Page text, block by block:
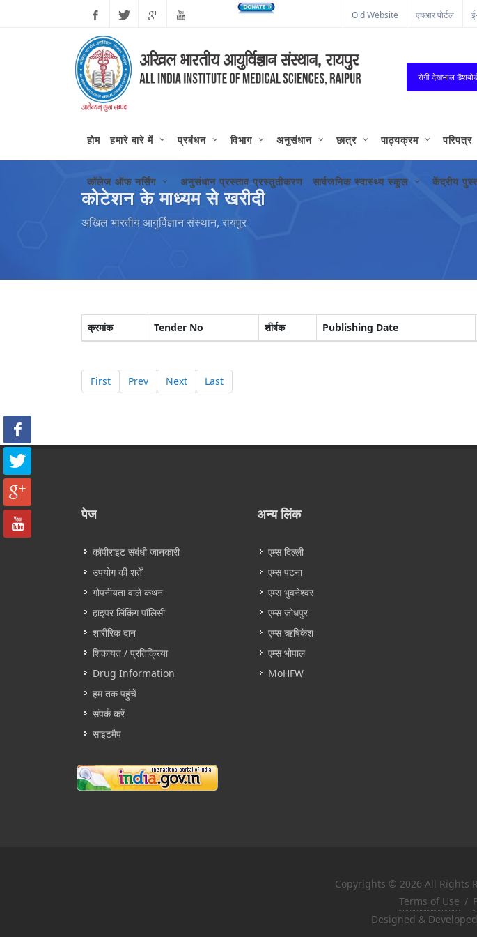
FacebookTwitter
Plus
Old Website एचआर पोर्टल
रोगी देखभाल
होम हमारे बारे में प्रबंधन विभाग अनुसंधान छात्र पाठ्यक्रम परिपत्र
कॉलेज ऑफ नर्सिंग अनुसंधान प्रस्ताव प्रस्तुतीकरण सार्वजनिक स्वास्थ्य स्कूल केंद्रीय
कोटेशन के माध्यम से खरीदी
अखिल भारतीय आयुर्विज्ञान संस्थान, रायपुर
क्रमांक Tender No शीर्षक Publishing Date
First Prev Next Last
पेज
कॉपीराइट संबंधी जानकारी
उपयोग की शर्तें
गोपनीयता वाले कथन
हाइपर लिंकिंग पॉलिसी
शारीरिक दान
शिकायत / प्रतिक्रिया
Drug Information
हम तक पहुंचें
संपर्क करें
साइटमैप
अन्य लिंक
एम्स दिल्ली
एम्स पटना
एम्स भुवनेश्वर
एम्स जोधपुर
एम्स ऋषिकेश
एम्स भोपाल
MoHFW
Copyrights © 2026 All Rights
Terms of Use /
Designed &